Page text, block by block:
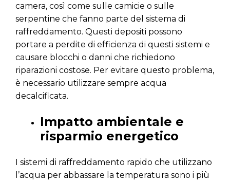
camera, così come sulle camicie o sulle
serpentine che fanno parte del sistema di
raffreddamento. Questi depositi possono
portare a perdite di efficienza di questi sistemi e
causare blocchi o danni che richiedono
riparazioni costose. Per evitare questo problema,
è necessario utilizzare sempre acqua
decalcificata.
Impatto ambientale e
risparmio energetico
I sistemi di raffreddamento rapido che utilizzano
l’acqua per abbassare la temperatura sono i più